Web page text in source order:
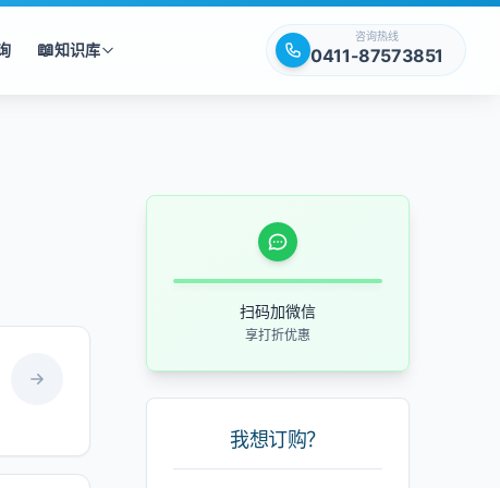
📖知识库
咨询热线
0411-87573851
扫码加微信
享打折优惠
我想订购？